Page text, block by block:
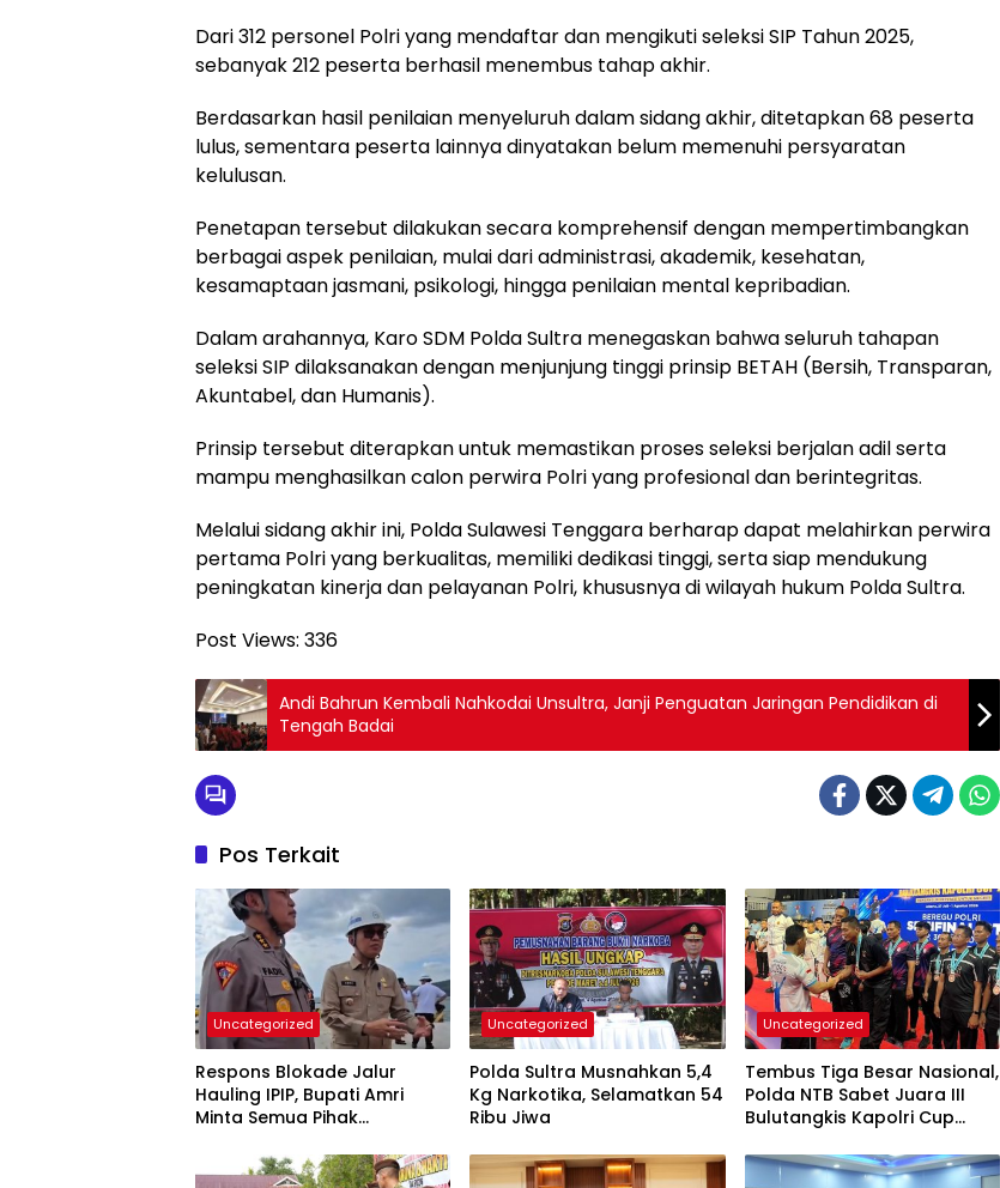
Dari 312 personel Polri yang mendaftar dan mengikuti seleksi SIP Tahun 2025,
sebanyak 212 peserta berhasil menembus tahap akhir.
Berdasarkan hasil penilaian menyeluruh dalam sidang akhir, ditetapkan 68 peserta
lulus, sementara peserta lainnya dinyatakan belum memenuhi persyaratan
kelulusan.
Penetapan tersebut dilakukan secara komprehensif dengan mempertimbangkan
berbagai aspek penilaian, mulai dari administrasi, akademik, kesehatan,
kesamaptaan jasmani, psikologi, hingga penilaian mental kepribadian.
Dalam arahannya, Karo SDM Polda Sultra menegaskan bahwa seluruh tahapan
seleksi SIP dilaksanakan dengan menjunjung tinggi prinsip BETAH (Bersih, Transparan,
Akuntabel, dan Humanis).
Prinsip tersebut diterapkan untuk memastikan proses seleksi berjalan adil serta
mampu menghasilkan calon perwira Polri yang profesional dan berintegritas.
Melalui sidang akhir ini, Polda Sulawesi Tenggara berharap dapat melahirkan perwira
pertama Polri yang berkualitas, memiliki dedikasi tinggi, serta siap mendukung
peningkatan kinerja dan pelayanan Polri, khususnya di wilayah hukum Polda Sultra.
Post Views: 336
Andi Bahrun Kembali Nahkodai Unsultra, Janji Penguatan Jaringan Pendidikan di
Tengah Badai
Pos Terkait
Uncategorized
Respons Blokade Jalur
Hauling IPIP, Bupati Amri
Minta Semua Pihak
Kepastian Hukum
Uncategorized
Polda Sultra Musnahkan 5,4
Kg Narkotika, Selamatkan 54
Ribu Jiwa
Uncategorized
Tembus Tiga Besar Nasional,
Polda NTB Sabet Juara III
Bulutangkis Kapolri Cup